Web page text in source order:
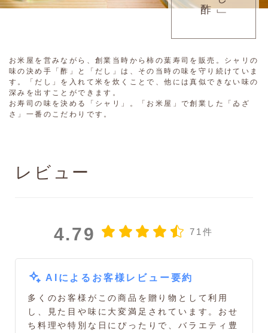
お米屋を営みながら、創業当時から柿の葉寿司を販売。シャリの
味の決め手「酢」と「だし」は、その当時の味を守り続けていま
す。「だし」を入れて米を炊くことで、他には真似できない味の
深みを出すことができます。
お寿司の味を決める「シャリ」。「お米屋」で創業した「ゐざ
さ」一番のこだわりです。
レビュー
4.79 71件
AIによるお客様レビュー要約
多くのお客様がこの商品を贈り物として利用
し、見た目や味に大変満足されています。おせ
ち料理や特別な日にぴったりで、バラエティ豊